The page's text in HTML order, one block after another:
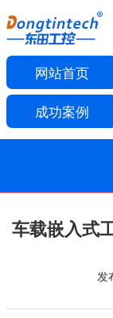
网站首页
成功案例
车载嵌入式
发